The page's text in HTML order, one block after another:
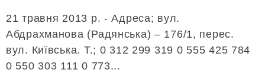
21 травня 2013 р. - Адреса; вул.
Абдрахманова (Радянська) – 176/1, перес.
вул. Київська. Т.; 0 312 299 319 0 555 425 784
0 550 303 111 0 773...